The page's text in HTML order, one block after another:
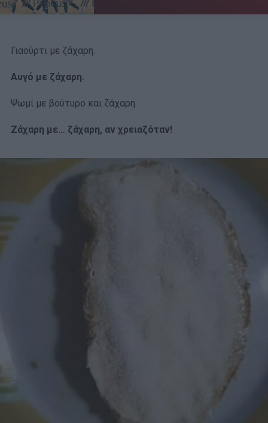
Γιαούρτι με ζάχαρη.
Αυγό με ζάχαρη.
Ψωμί με βούτυρο και ζάχαρη.
Ζάχαρη με… ζάχαρη, αν χρειαζόταν!